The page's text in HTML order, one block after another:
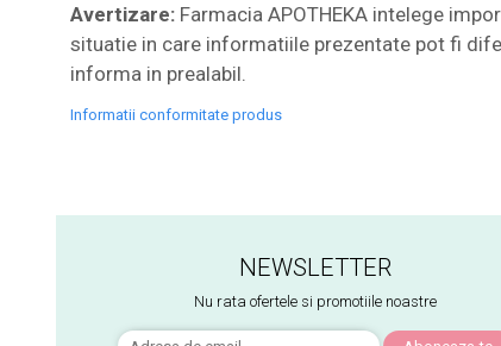
Avertizare: Farmacia APOTHEKA intelege
situatie in care informatiile prezentate pot fi
informa in prealabil.
Informatii conformitate produs
NEWSLETTER
Nu rata ofertele si promotiile noastre